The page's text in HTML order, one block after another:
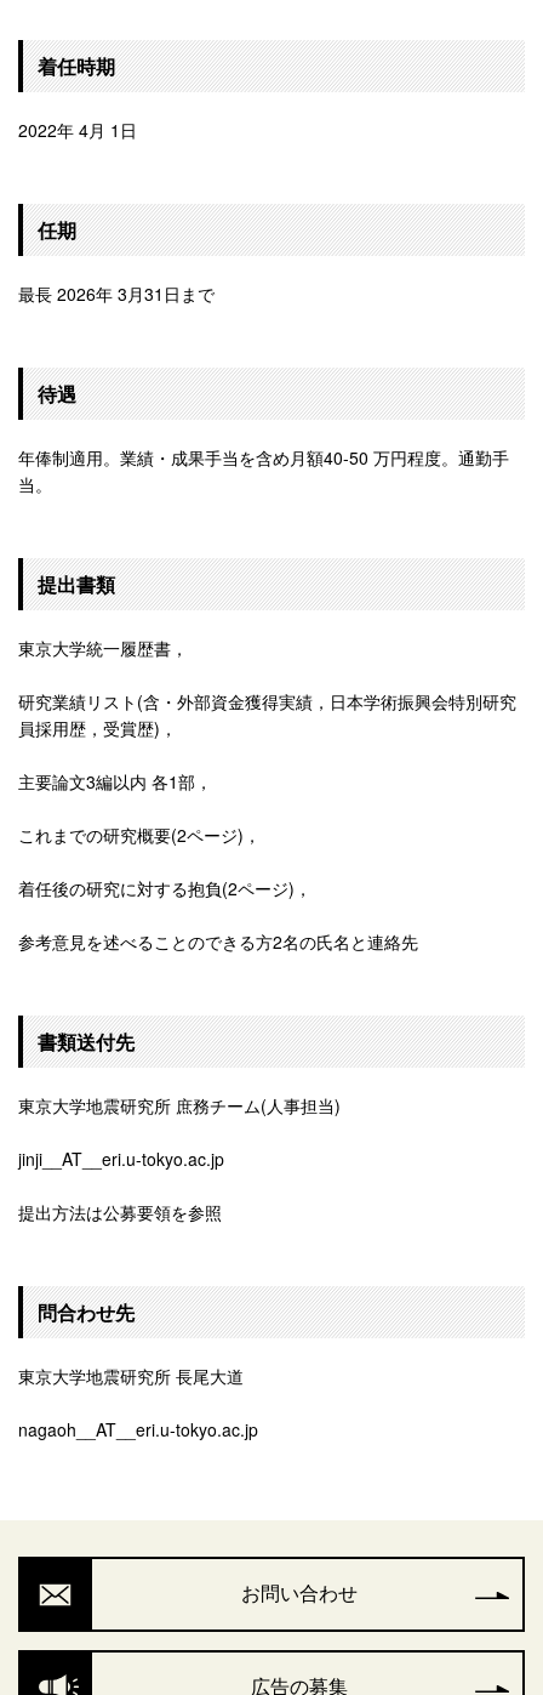
着任時期
2022年 4月 1日
任期
最長 2026年 3月31日まで
待遇
年俸制適用。業績・成果手当を含め月額40-50 万円程度。通勤手
当。
提出書類
東京大学統一履歴書，
研究業績リスト(含・外部資金獲得実績，日本学術振興会特別研究
員採用歴，受賞歴)，
主要論文3編以内 各1部，
これまでの研究概要(2ページ)，
着任後の研究に対する抱負(2ページ)，
参考意見を述べることのできる方2名の氏名と連絡先
書類送付先
東京大学地震研究所 庶務チーム(人事担当)
jinji__AT__eri.u-tokyo.ac.jp
提出方法は公募要領を参照
問合わせ先
東京大学地震研究所 長尾大道
nagaoh__AT__eri.u-tokyo.ac.jp
お問い合わせ
広告の募集